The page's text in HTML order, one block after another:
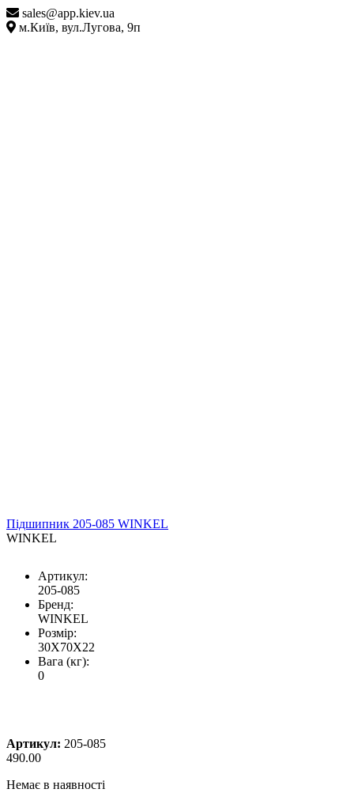
sales@app.kiev.ua
м.Київ, вул.Лугова, 9п
Підшипник 205-085 WINKEL
WINKEL
Артикул:
205-085
Бренд:
WINKEL
Розмір:
30X70X22
Вага (кг):
0
Артикул: 205-085
490.00
Немає в наявності